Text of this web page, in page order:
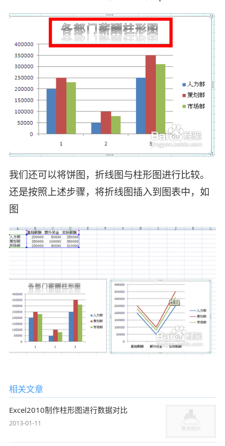
我们还可以将饼图，折线图与柱形图进行比较。
还是按照上述步骤，将折线图插入到图表中，如
图
相关文章
Excel2010制作柱形图进行数据对比
2013-01-11